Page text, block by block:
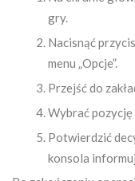
gry.
Nacisnąć
menu „Opcje”.
Przejść do
Wybrać pozycję
Potwierdzić
konsola